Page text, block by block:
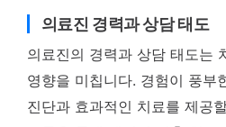
의료진 경력과 상담 태도
의료진의 경력과 상담 태도는
영향을 미칩니다. 경험이 풍부
진단과 효과적인 치료를 제공